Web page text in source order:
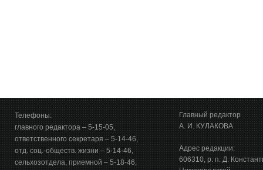
Телефоны:
главного редактора – 5-15-05,
ответственного секретаря – 5-14-46,
отд. соц.-обществ. жизни – 5-14-46,
сельхозотдела, приемной – 5-18-46,
Главный редактор
А. И. КУЛАКОВА
Адрес редакции:
606310, р. п. Д.